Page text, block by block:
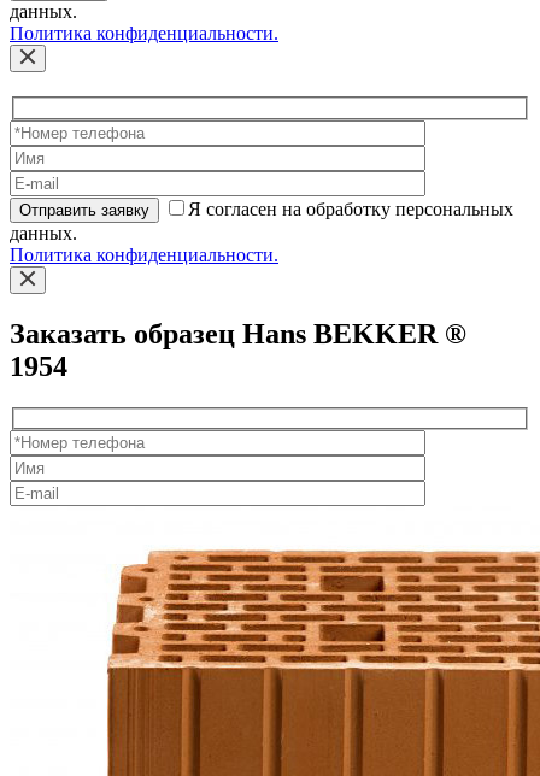
данных.
Политика конфиденциальности.
Отправить заявку
Я согласен на обработку персональных
данных.
Политика конфиденциальности.
Заказать образец Hans BEKKER ®
1954